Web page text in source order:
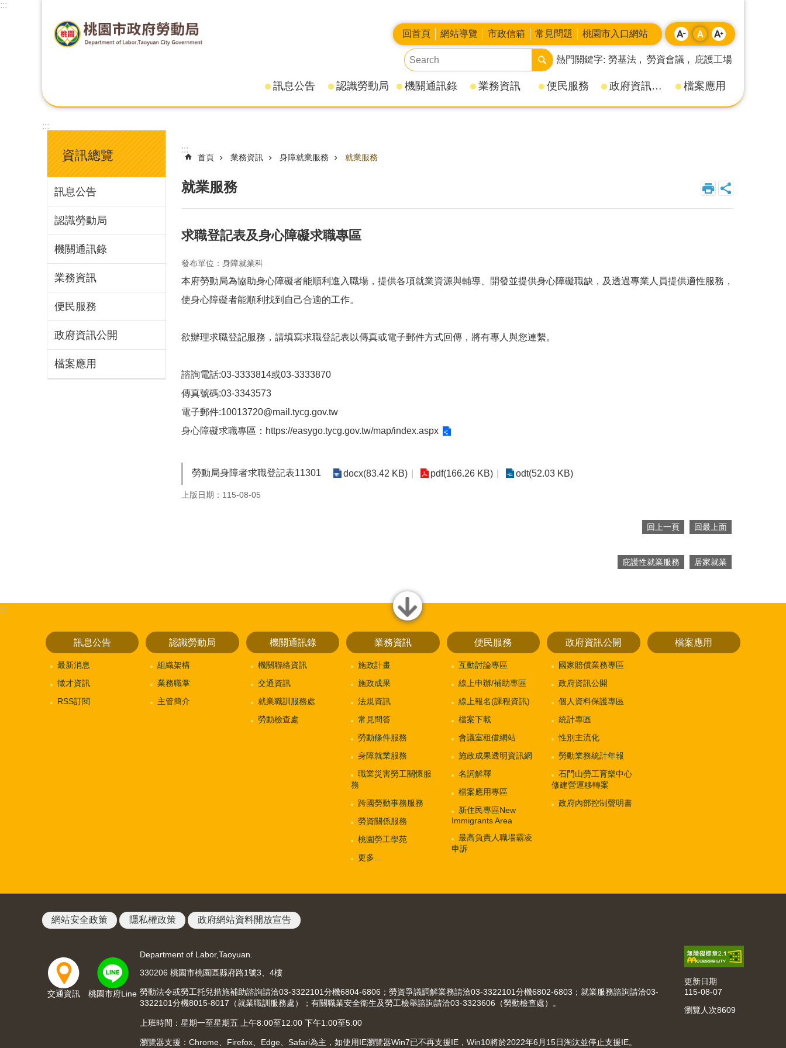
:::
回首頁 網站導覽 市政信箱 常見問題 桃園市入口網站
熱門關鍵字 勞基法 勞資會議 庇護工場
訊息公告 認識勞動局 機關通訊錄 業務資訊 便民服務 政府資訊公開 檔案應用
:::
資訊總覽
訊息公告
認識勞動局
機關通訊錄
業務資訊
便民服務
政府資訊公開
檔案應用
:::
首頁 業務資訊 身障就業服務 就業服務
就業服務
求職登記表及身心障礙求職專區
發布單位：身障就業科
本府勞動局為協助身心障礙者能順利進入職場，提供各項就業資源與輔導、開發並提供身心障礙職缺，及透過專業人員提供適性服務，
使身心障礙者能順利找到自己合適的工作。
欲辦理求職登記服務，請填寫求職登記表以傳真或電子郵件方式回傳，將有專人與您連繫。
諮詢電話:03-3333814或03-3333870
傳真號碼:03-3343573
電子郵件:10013720@mail.tycg.gov.tw
身心障礙求職專區： https://easygo.tycg.gov.tw/map/index.aspx
勞動局身障者求職登記表11301 docx(83.42 KB) pdf(166.26 KB) odt(52.03 KB)
上版日期：115-08-05
回上一頁 回最上面
庇護性就業服務 居家就業
close
:::
訊息公告
最新消息
徵才資訊
RSS訂閱
認識勞動局
組織架構
業務職掌
主管簡介
機關通訊錄
機關聯絡資訊
交通資訊
就業職訓服務處
勞動檢查處
業務資訊
施政計畫
施政成果
法規資訊
常見問答
勞動條件服務
身障就業服務
職業災害勞工關懷服
務
跨國勞動事務服務
勞資關係服務
桃園勞工學苑
更多...
便民服務
互動討論專區
線上申辦/補助專區
線上報名(課程資訊)
檔案下載
會議室租借網站
施政成果透明資訊網
名詞解釋
檔案應用專區
新住民專區New
Immigrants Area
最高負責人職場霸凌
申訴
政府資訊公開
國家賠償業務專區
政府資訊公開
個人資料保護專區
統計專區
性別主流化
勞動業務統計年報
石門山勞工育樂中心
修建營運移轉案
政府內部控制聲明書
檔案應用
網站安全政策 隱私權政策 政府網站資料開放宣告
交通資訊 桃園市府Line
Department of Labor,Taoyuan.
330206 桃園市桃園區縣府路1號3、4樓
勞動法令或勞工托兒措施補助諮詢請洽03-3322101分機6804-6806；勞資爭議調解業務請洽03-3322101分機6802-6803；就業服務諮詢請洽03-
3322101分機8015-8017（就業職訓服務處）；有關職業安全衛生及勞工檢舉諮詢請洽03-3323606（勞動檢查處）。
上班時間：星期一至星期五 上午8:00至12:00 下午1:00至5:00
瀏覽器支援：Chrome、Firefox、Edge、Safari為主，如使用IE瀏覽器Win7已不再支援IE，Win10將於2022年6月15日淘汰並停止支援IE。
更新日期
115-08-07
瀏覽人次8609